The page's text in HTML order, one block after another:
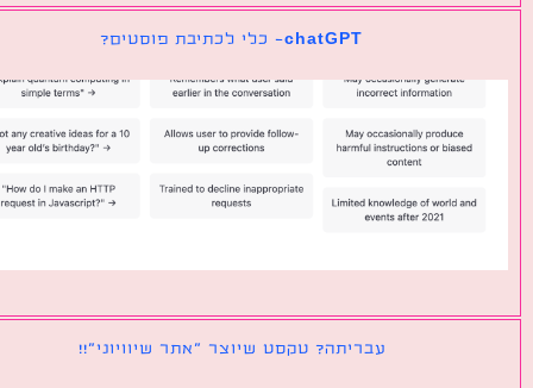
chatGPT- כלי לכתיבת פוסטים?
עבריתה? טקסט שיוצר ״אתר שיוויוני״!!